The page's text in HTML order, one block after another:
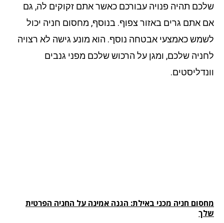
תהיה פנויה עבורכם כאשר אתם זקוקים לה, גם
אתם גרים באזור צפוף. בנוסף, מחסום חניה יכול
כאמצעי אבטחה נוסף. הוא מונע גישה לא רצויה
שלכם, ומגן על הרכוש שלכם מפני גנבים
חניה מכני באילת: הגנה אמינה על החניה הפרטית